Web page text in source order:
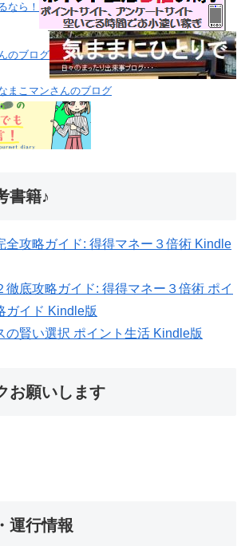
なら！
のブログ
まこマンさんのブログ
書籍♪
全攻略ガイド: 得得マネー３倍術 Kindle
徹底攻略ガイド: 得得マネー３倍術 ポイ
ガイド Kindle版
の賢い選択 ポイント生活 Kindle版
お願いします
運行情報